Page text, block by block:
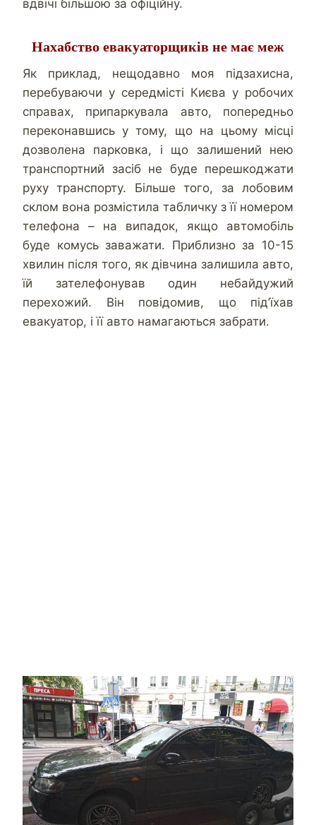
вдвічі більшою за офіційну.
Нахабство евакуаторщиків не має меж
Як приклад, нещодавно моя підзахисна,
перебуваючи у середмісті Києва у робочих
справах, припаркувала авто, попередньо
переконавшись у тому, що на цьому місці
дозволена парковка, і що залишений нею
транспортний засіб не буде перешкоджати
руху транспорту. Більше того, за лобовим
склом вона розмістила табличку з її номером
телефона – на випадок, якщо автомобіль
буде комусь заважати. Приблизно за 10-15
хвилин після того, як дівчина залишила авто,
їй зателефонував один небайдужий
перехожий. Він повідомив, що під’їхав
евакуатор, і її авто намагаються забрати.